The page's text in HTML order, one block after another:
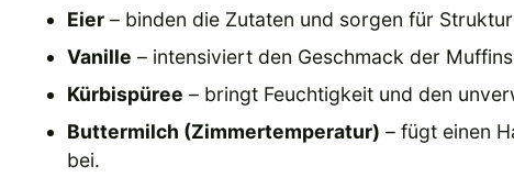
Eier – binden die Zutaten und sorgen für
Vanille – intensiviert den Geschmack der
Kürbispüree – bringt Feuchtigkeit und den
Buttermilch (Zimmertemperatur) – fügt einen
bei.